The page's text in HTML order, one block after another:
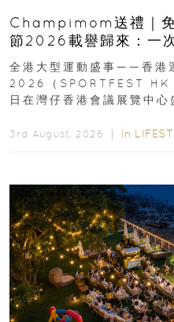
Champimom送禮｜
節2026載譽歸來：一
動、街舞比賽＋逾百運
全港大型運動盛事——香港
2026（SPORTFEST
日在灣仔香港會議展覽中
3rd August, 2026 ｜ In